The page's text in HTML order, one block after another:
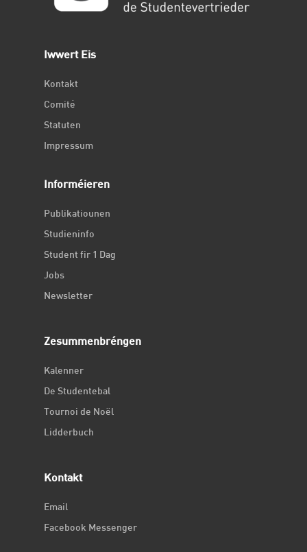
Iwwert Eis
Kontakt
Comité
Statuten
Impressum
Informéieren
Publikatiounen
Studieninfo
Student fir 1 Dag
Jobs
Newsletter
Zesummenbréngen
Kalenner
De Studentebal
Tournoi de Noël
Lidderbuch
Kontakt
Email
Facebook Messenger